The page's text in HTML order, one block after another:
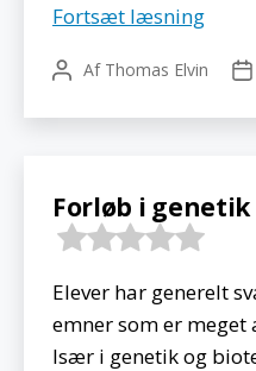
Fortsæt læsning
Indlægsforfatter
Af Thomas Elvin
Forløb i
Elever har generelt
emner som er
Især i genetik og